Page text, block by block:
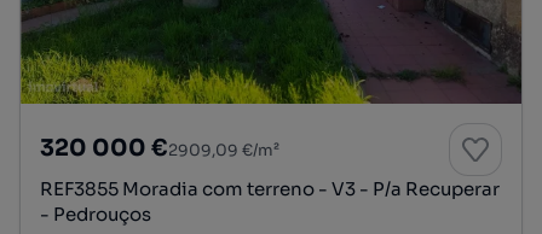
320 000 €2909,09 €/m²
REF3855 Moradia com terreno - V3 - P/a Recuperar
- Pedrouços